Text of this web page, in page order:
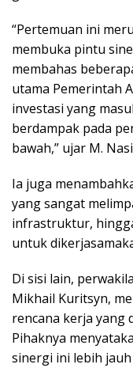
“Pertemuan ini
membuka pintu
membahas
utama Pemerintah
investasi yang
berdampak pada
bawah,” ujar M.
Ia juga
yang sangat
infrastruktur,
untuk
Di sisi lain,
Mikhail Kuritsyn,
rencana kerja yang
Pihaknya
sinergi ini lebih